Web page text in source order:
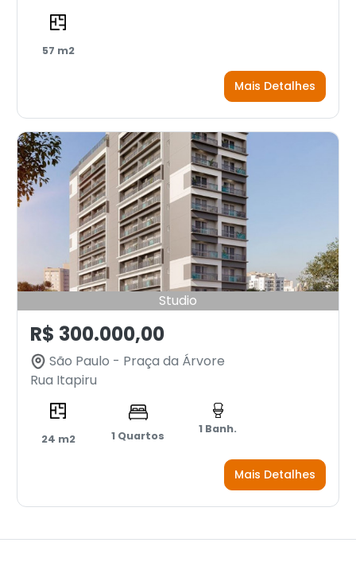
57 m2
Mais Detalhes
Studio
R$ 300.000,00
São Paulo - Praça da Árvore
Rua Itapiru
24 m2 1 Quartos
1 Banh.
Mais Detalhes